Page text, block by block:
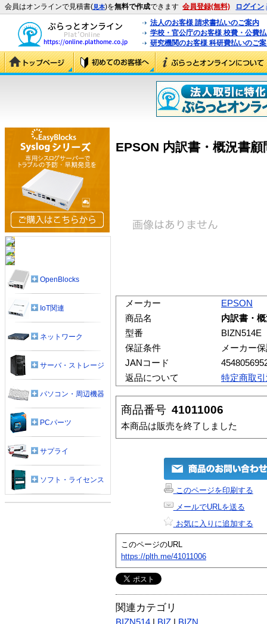
会員はオンラインで見積書(見本)を無料で作成できます 会員登録(無料) ログイン
法人のお客様 請求書払いのご案内
学校・官公庁のお客様 校費・公費
研究機関のお客様 科研費払いのご
EPSON 内訳書・概況書
メーカー
EPSON
商品名
内訳書・
型番
BIZN514E
保証条件
メーカー
JANコード
返品について
特定商取
商品番号 41011006
本商品は販売を終了しました
このページを印刷する
メールでURLを送る
お気に入りに追加する
このページのURL
https://plth.me/41011006
関連カテゴリ
BIZN514 BIZ BIZN
OpenBlocks
IoT関連
ネットワーク
サーバ・ストレージ
パソコン・周辺機器
PCパーツ
サプライ
ソフト・ライセンス